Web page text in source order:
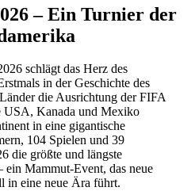
– Ein Turnier der
schlägt das Herz des
in der Geschichte des
die Ausrichtung der FIFA
USA, Kanada und Mexiko
in eine gigantische
104 Spielen und 39
die größte und längste
ein Mammut-Event, das neue
in eine neue Ära führt.